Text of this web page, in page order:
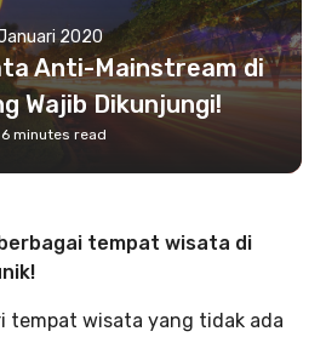
2020
Anti-Mainstream di
Wajib Dikunjungi!
6 minutes read
tempat wisata di
tempat wisata yang tidak ada